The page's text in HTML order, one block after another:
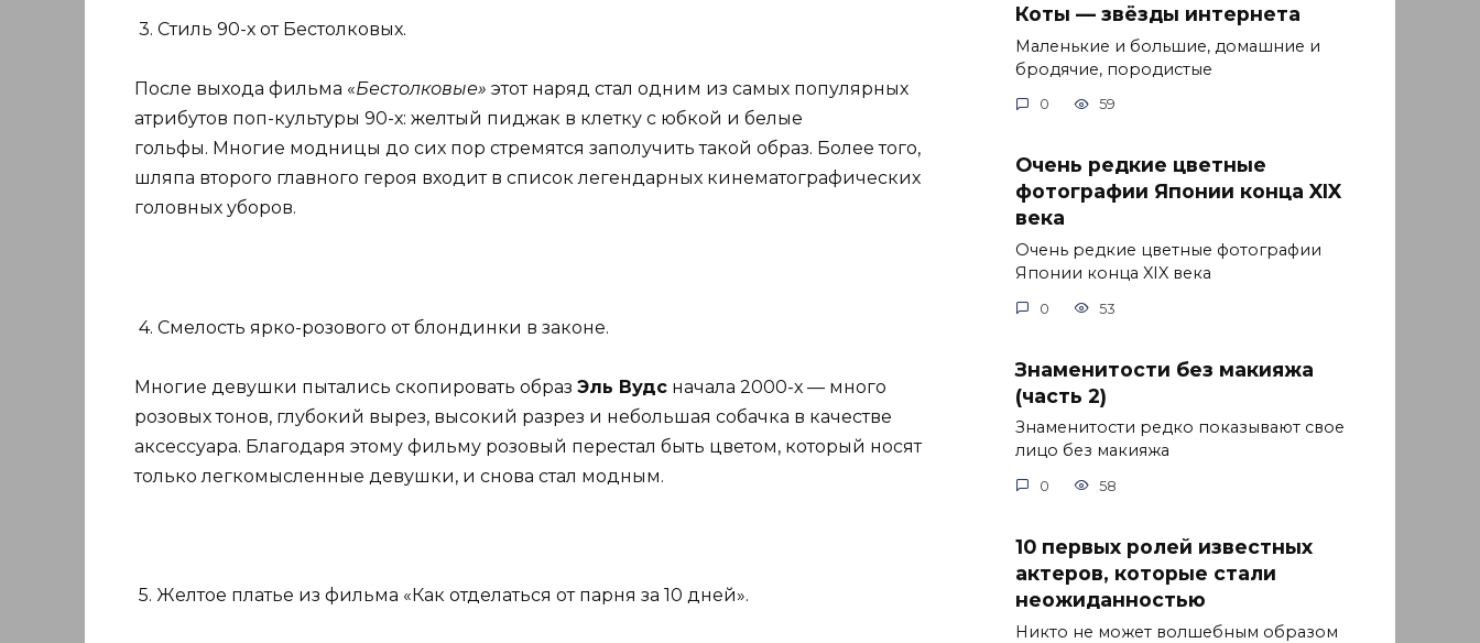
3. Стиль 90-х от Бестолковых.
После выхода фильма «Бестолковые» этот наряд стал одним из самых популярных
атрибутов поп-культуры 90-х: желтый пиджак в клетку с юбкой и белые
гольфы. Многие модницы до сих пор стремятся заполучить такой образ. Более того,
шляпа второго главного героя входит в список легендарных кинематографических
головных уборов.
4. Смелость ярко-розового от блондинки в законе.
Многие девушки пытались скопировать образ Эль Вудс начала 2000-х — много
розовых тонов, глубокий вырез, высокий разрез и небольшая собачка в качестве
аксессуара. Благодаря этому фильму розовый перестал быть цветом, который носят
только легкомысленные девушки, и снова стал модным.
5. Желтое платье из фильма «Как отделаться от парня за 10 дней».
Коты — звёзды интернета
Маленькие и большие, домашние и
бродячие, породистые
0 59
Очень редкие цветные
фотографии Японии конца XIX
века
Очень редкие цветные фотографии
Японии конца XIX века
0 53
Знаменитости без макияжа
(часть 2)
Знаменитости редко показывают свое
лицо без макияжа
0 58
10 первых ролей известных
актеров, которые стали
неожиданностью
Никто не может волшебным образом